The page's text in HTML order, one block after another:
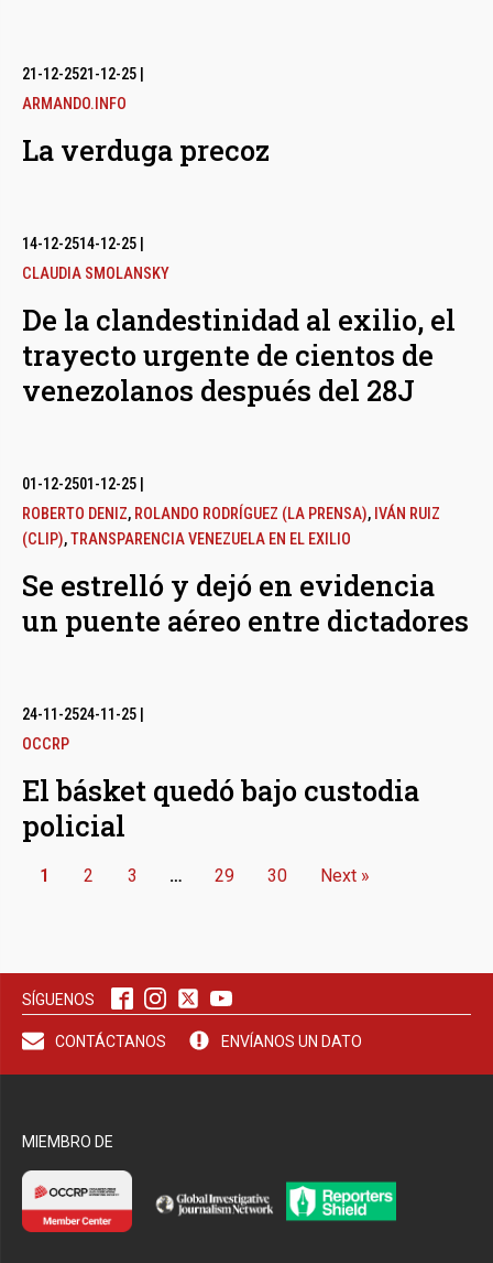
21-12-2521-12-25
ARMANDO.INFO
La verduga precoz
14-12-2514-12-25
CLAUDIA SMOLANSKY
De la clandestinidad al exilio, el
trayecto urgente de cientos de
venezolanos después del 28J
01-12-2501-12-25
ROBERTO DENIZ, ROLANDO RODRÍGUEZ (LA PRENSA), IVÁN RUIZ
(CLIP),TRANSPARENCIA VENEZUELA EN EL EXILIO
Se estrelló y dejó en evidencia
un puente aéreo entre dictadores
24-11-2524-11-25
OCCRP
El básket quedó bajo custodia
policial
1 2 3 … 29 30 Next »
SÍGUENOS
CONTÁCTANOS ENVÍANOS UN DATO
MIEMBRO DE